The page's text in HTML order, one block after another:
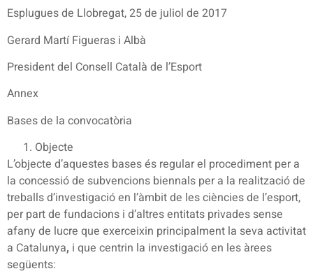
Esplugues de Llobregat, 25 de juliol de 2017
Gerard Martí Figueras i Albà
President del Consell Català de l’Esport
Annex
Bases de la convocatòria
Objecte
L’objecte d’aquestes bases és regular el procediment per a
la concessió de subvencions biennals per a la realització de
treballs d’investigació en l’àmbit de les ciències de l’esport,
per part de fundacions i d’altres entitats privades sense
afany de lucre que exerceixin principalment la seva activitat
a Catalunya, i que centrin la investigació en les àrees
següents: